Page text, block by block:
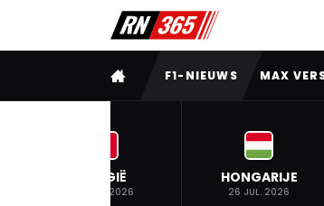
VOLLEDIG MENU
F1-NIEUWS MAX
BELGIË
19 JUL. 2026
HONGARIJE
26 JUL. 2026